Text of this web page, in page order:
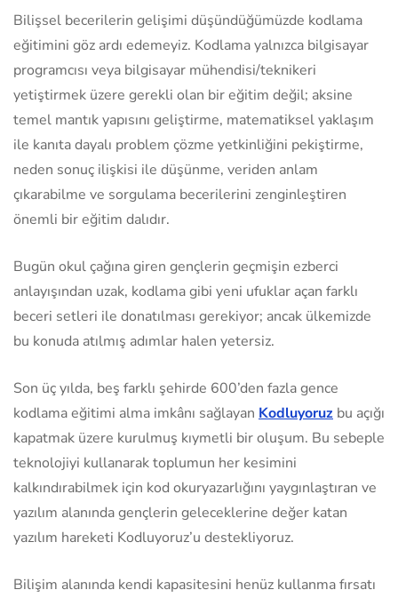
Bilişsel becerilerin gelişimi düşündüğümüzde kodlama
eğitimini göz ardı edemeyiz. Kodlama yalnızca bilgisayar
programcısı veya bilgisayar mühendisi/teknikeri
yetiştirmek üzere gerekli olan bir eğitim değil; aksine
temel mantık yapısını geliştirme, matematiksel yaklaşım
ile kanıta dayalı problem çözme yetkinliğini pekiştirme,
neden sonuç ilişkisi ile düşünme, veriden anlam
çıkarabilme ve sorgulama becerilerini zenginleştiren
önemli bir eğitim dalıdır.
Bugün okul çağına giren gençlerin geçmişin ezberci
anlayışından uzak, kodlama gibi yeni ufuklar açan farklı
beceri setleri ile donatılması gerekiyor; ancak ülkemizde
bu konuda atılmış adımlar halen yetersiz.
Son üç yılda, beş farklı şehirde 600’den fazla gence
kodlama eğitimi alma imkânı sağlayan Kodluyoruz bu açığı
kapatmak üzere kurulmuş kıymetli bir oluşum. Bu sebeple
teknolojiyi kullanarak toplumun her kesimini
kalkındırabilmek için kod okuryazarlığını yaygınlaştıran ve
yazılım alanında gençlerin geleceklerine değer katan
yazılım hareketi Kodluyoruz’u destekliyoruz.
Bilişim alanında kendi kapasitesini henüz kullanma fırsatı